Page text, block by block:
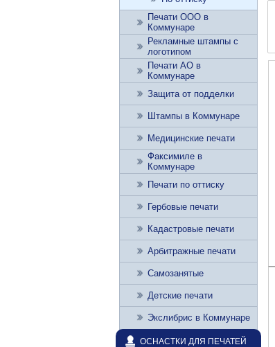
Печати ООО в
Коммунаре
Рекламные штампы с
логотипом
Печати АО в
Коммунаре
Защита от подделки
Штампы в Коммунаре
Медицинские печати
Факсимиле в
Коммунаре
Печати по оттиску
Гербовые печати
Кадастровые печати
Арбитражные печати
Самозанятые
Детские печати
Экслибрис в Коммунаре
ОСНАСТКИ ДЛЯ ПЕЧАТЕЙ